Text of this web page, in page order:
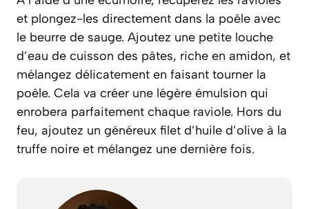
et plongez-les directement dans la poêle avec
le beurre de sauge. Ajoutez une petite louche
d’eau de cuisson des pâtes, riche en amidon, et
mélangez délicatement en faisant tourner la
poêle. Cela va créer une légère émulsion qui
enrobera parfaitement chaque raviole. Hors du
feu, ajoutez un généreux filet d’huile d’olive à la
truffe noire et mélangez une dernière fois.